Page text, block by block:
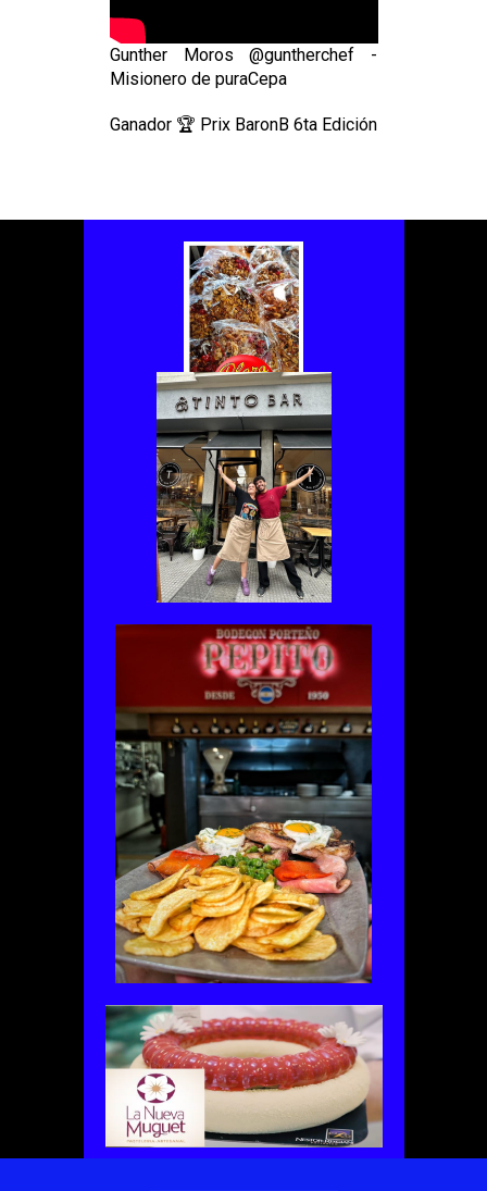
Gunther Moros @guntherchef -
Misionero de puraCepa
Ganador 🏆 Prix BaronB 6ta Edición